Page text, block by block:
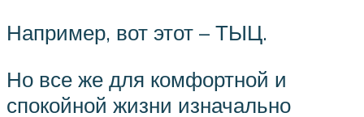
Например, вот этот – ТЫЦ.
Но все же для комфортной и
спокойной жизни изначально